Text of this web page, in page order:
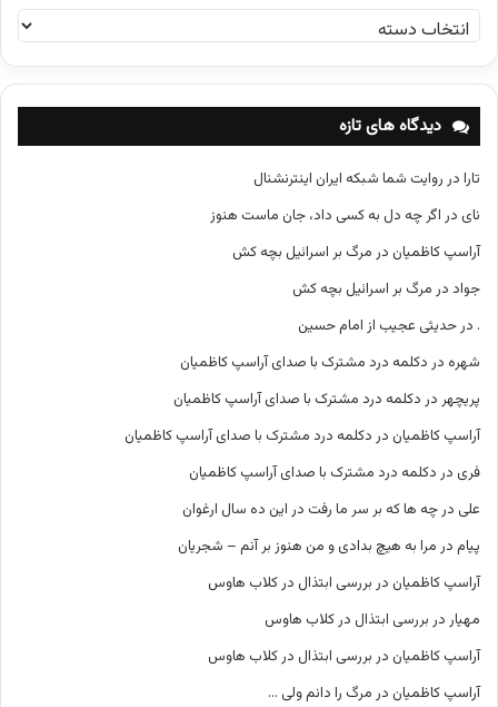
س
ت
ه‌
ه
دیدگاه های تازه
تارا در روایت شما شبکه ایران اینترنشنال
نای در اگر چه دل به کسی داد، جان ماست هنوز
آراسپ کاظمیان در مرگ بر اسرائیل بچه کش
جواد در مرگ بر اسرائیل بچه کش
. درحدیثی عجیب از امام حسین
شهره در دکلمه درد مشترک با صدای آراسپ کاظمیان
پریچهر در دکلمه درد مشترک با صدای آراسپ کاظمیان
آراسپ کاظمیان در دکلمه درد مشترک با صدای آراسپ کاظمیان
فری در دکلمه درد مشترک با صدای آراسپ کاظمیان
علی درچه ها که بر سر ما رفت در این ده سال ارغوان
پیام در مرا به هیچ بدادی و من هنوز بر آنم – شجریان
آراسپ کاظمیان در بررسی ابتذال در کلاب هاوس
مهیار در بررسی ابتذال در کلاب هاوس
آراسپ کاظمیان در بررسی ابتذال در کلاب هاوس
آراسپ کاظمیان در مرگ را دانم ولی …